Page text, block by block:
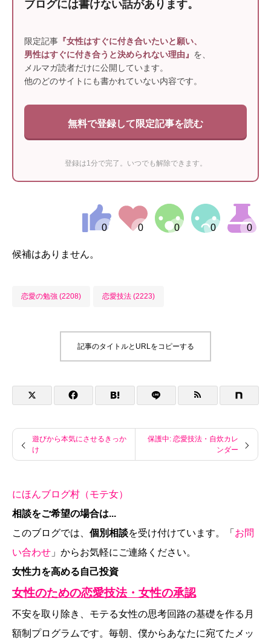
ブログには書けない話があります。
限定記事 『女性はすぐに付き合いたいと願い、
男性はすぐに付き合うと決められない理由』 を、
メルマガ読者だけに公開しています。
他のどのサイトにも書かれていない内容です。
無料で登録して限定記事を読む
登録は1分で完了。いつでも解除できます。
候補はありません。
恋愛の勉強 (2208) 恋愛技法 (2223)
記事のタイトルとURLをコピーする
遊びから本気にさせるきっか
け
保護中: 恋愛技法・自炊カレ
ンダー
にほんブログ村（モテ女）
相談をご希望の場合は...
このブログでは、 個別相談を受け付けています。「 お問
い合わせ 」からお気軽にご連絡ください。
女性力を高める自己投資
女性のための恋愛技法・女性の承認
不安を取り除き、モテる女性の思考回路の基礎を作る月
額制プログラムです。毎朝、僕からあなたに宛てたメッ